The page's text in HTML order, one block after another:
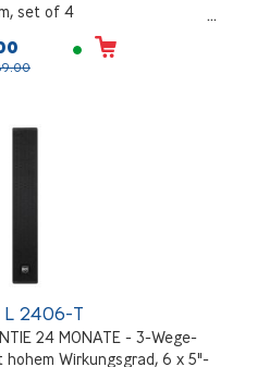
set of 4
L 2406-T
24 MONATE - 3-Wege-
Wirkungsgrad, 6 x 5"-